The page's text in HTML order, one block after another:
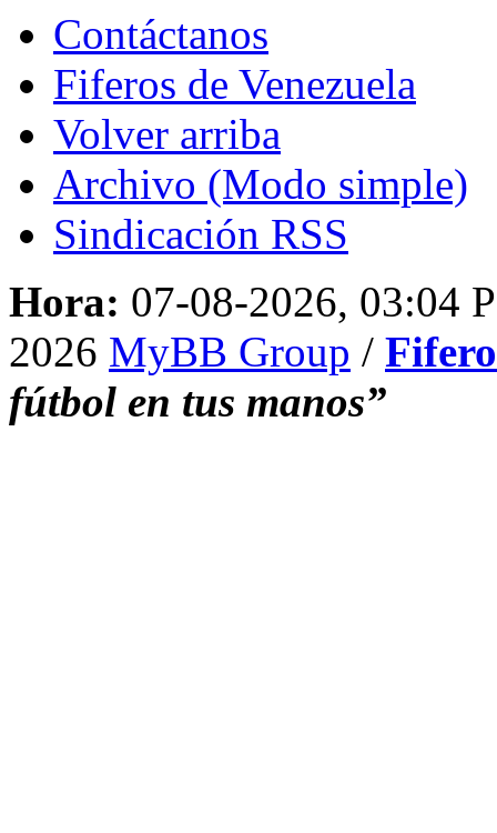
Contáctanos
Fiferos de Venezuela
Volver arriba
Archivo (Modo simple)
Sindicación RSS
Hora: 07-08-2026, 03:04
2026 MyBB Group /
fútbol en tus manos”